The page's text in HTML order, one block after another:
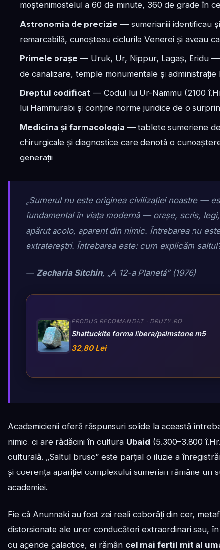
moștenimostelul a 60 de minute, 360 de grade în
Astronomia de precizie — sumerianiii identificau
remarcabilă, cunoșteau ciclurile Venerei și aveau
Primele orașe — Uruk, Ur, Nippur, Lagaș, Eridu —
de canalizare, temple monumentale și administrație
Dreptul codificat — Codul lui Ur-Nammu (2100
lui Hammurabi și conține norme juridice de o
Medicina și farmacologia — tablete sumeriene
chirurgicale și diagnostice care denotă o
generații
„Sumerul nu este originea civilizației noastre —
fundamental în viața modernă — orașe, scris,
apărut acolo, aparent din nimic. Întrebarea nu
extratereștri. Întrebarea este: cum explicăm
— Zecharia Sitchin, „A 12-a Planetă” (1976)
PRODUS RECOMANDAT · DRUZY.RO
Shattuckite forma libera/palmstone m5
32,80 Lei
Academicienii oferă răspunsuri solide la această
nimic, ci are rădăcini în cultura Ubaid (5.300–3.800
culturală. „Saltul brusc” este parțial o iluzie a
și coerența apariției complexului sumerian rămâne un
academiei.
Fie că Anunnaki au fost zei reali coborâți din cer,
distorsionate ale unor conducători extraordinari sau,
cu agende galactice, ei rămân cel mai fertil mit al